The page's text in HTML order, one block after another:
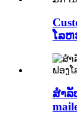
ໂລຫ
ສໍາລັ